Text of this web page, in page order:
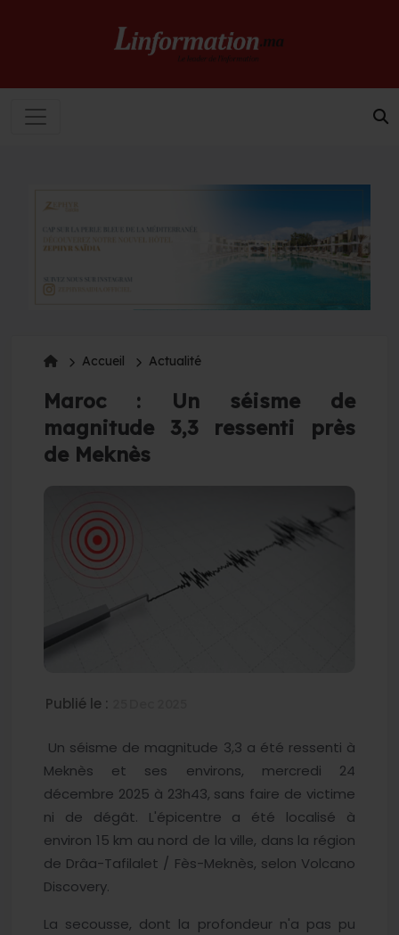
Accueil Actualité
Maroc : Un séisme de
magnitude 3,3 ressenti près
de Meknès
Publié le :
Un séisme de magnitude 3,3 a été ressenti à
Meknès et ses environs, mercredi 24
décembre 2025 à 23h43, sans faire de victime
ni de dégât. L'épicentre a été localisé à
environ 15 km au nord de la ville, dans la région
de Drâa-Tafilalet / Fès-Meknès, selon Volcano
Discovery.
La secousse, dont la profondeur n'a pas pu